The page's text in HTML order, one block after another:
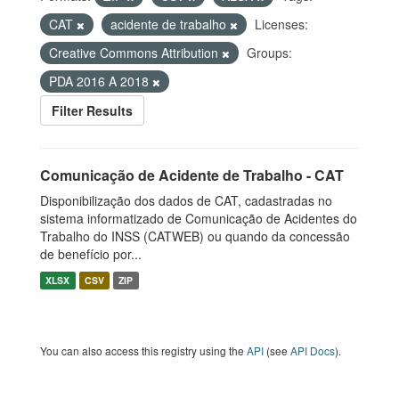
CAT
acidente de trabalho
Licenses:
Creative Commons Attribution
Groups:
PDA 2016 A 2018
Filter Results
Comunicação de Acidente de Trabalho - CAT
Disponibilização dos dados de CAT, cadastradas no
sistema informatizado de Comunicação de Acidentes do
Trabalho do INSS (CATWEB) ou quando da concessão
de benefício por...
XLSX CSV ZIP
You can also access this registry using the API (see API Docs).